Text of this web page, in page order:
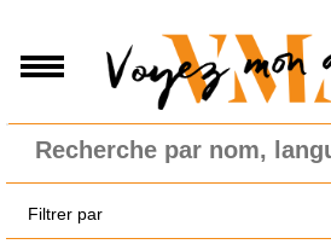
Filtrer par